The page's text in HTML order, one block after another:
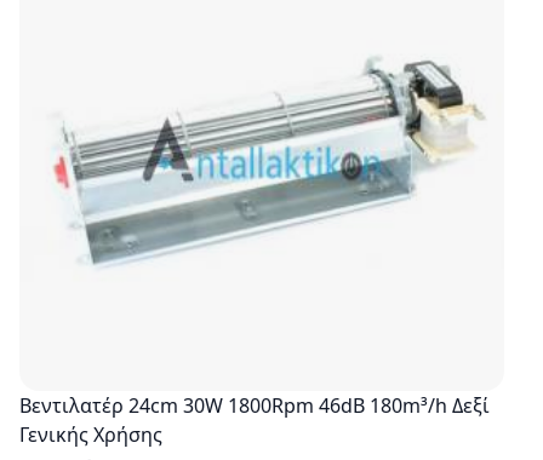
Βεντιλατέρ 24cm 30W 1800Rpm 46dB 180m³/h Δεξί
Γενικής Χρήσης